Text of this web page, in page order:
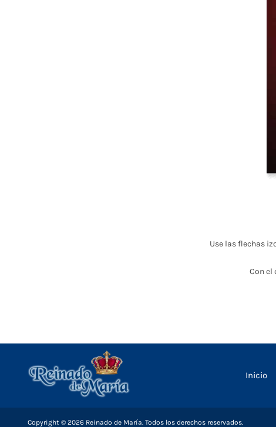
Use las flechas
Con el
Inicio
Copyright © 2026 Reinado de María. Todos los derechos reservados.